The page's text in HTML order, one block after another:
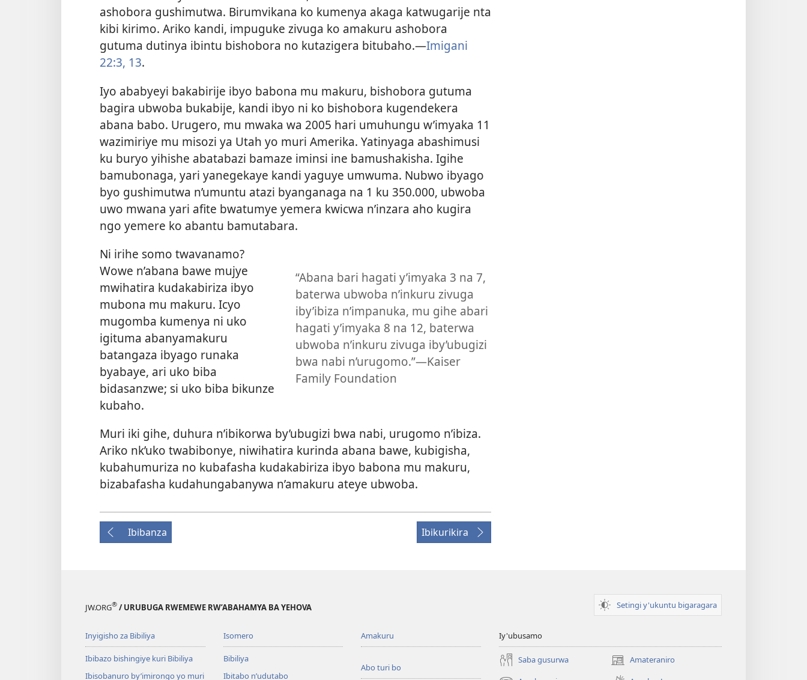
ashobora gushimutwa. Birumvikana ko kumenya akaga katwugarije nta
kibi kirimo. Ariko kandi, impuguke zivuga ko amakuru ashobora
gutuma dutinya ibintu bishobora no kutazigera bitubaho.—Imigani
22:3, 13.
Iyo ababyeyi bakabirije ibyo babona mu makuru, bishobora gutuma
bagira ubwoba bukabije, kandi ibyo ni ko bishobora kugendekera
abana babo. Urugero, mu mwaka wa 2005 hari umuhungu w’imyaka 11
wazimiriye mu misozi ya Utah yo muri Amerika. Yatinyaga abashimusi
ku buryo yihishe abatabazi bamaze iminsi ine bamushakisha. Igihe
bamubonaga, yari yanegekaye kandi yaguye umwuma. Nubwo ibyago
byo gushimutwa n’umuntu atazi byanganaga na 1 ku 350.000, ubwoba
uwo mwana yari afite bwatumye yemera kwicwa n’inzara aho kugira
ngo yemere ko abantu bamutabara.
“Abana bari hagati y’imyaka 3 na 7,
baterwa ubwoba n’inkuru zivuga
iby’ibiza n’impanuka, mu gihe abari
hagati y’imyaka 8 na 12, baterwa
ubwoba n’inkuru zivuga iby’ubugizi
bwa nabi n’urugomo.”—Kaiser
Family Foundation
Ni irihe somo twavanamo?
Wowe n’abana bawe mujye
mwihatira kudakabiriza ibyo
mubona mu makuru. Icyo
mugomba kumenya ni uko
igituma abanyamakuru
batangaza ibyago runaka
byabaye, ari uko biba
bidasanzwe; si uko biba bikunze
kubaho.
Muri iki gihe, duhura n’ibikorwa by’ubugizi bwa nabi, urugomo n’ibiza.
Ariko nk’uko twabibonye, niwihatira kurinda abana bawe, kubigisha,
kubahumuriza no kubafasha kudakabiriza ibyo babona mu makuru,
bizabafasha kudahungabanywa n’amakuru ateye ubwoba.
Ibibanza Ibikurikira
JW.ORG® / URUBUGA RWEMEWE RW’ABAHAMYA BA YEHOVA Setingi y'ukuntu bigaragara
Inyigisho za Bibiliya
Ibibazo bishingiye kuri Bibiliya
Ibisobanuro by’imirongo yo muri
Isomero
Bibiliya
Ibitabo n’udutabo
Amakuru
Abo turi bo
Iy'ubusamo
Saba gusurwa Amateraniro
(ifungukire
ahandi)